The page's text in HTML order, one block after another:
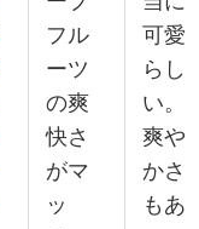
フル
ーツ
の爽
快さ
がマ
ッ
可愛
らし
い。
爽や
かさ
もあ